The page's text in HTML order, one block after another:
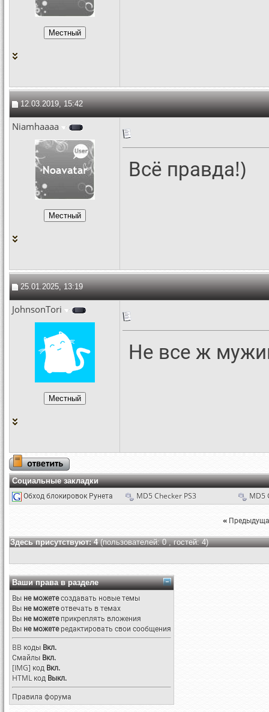
12.03.2019, 15:42
Niamhaaaa
Всё правда!)
25.01.2025, 13:19
JohnsonTori
Не все ж
Социальные закладки
Обход блокировок Рунета MD5 Checker PS3 MD5
«
Здесь присутствуют: 4(пользователей: 0 , гостей: 4)
Ваши права в разделе
Вы не можетесоздавать новые темы
Вы не можетеотвечать в темах
Вы не можетеприкреплять вложения
Вы не можетередактировать свои сообщения
BB коды Вкл.
Смайлы Вкл.
[IMG] код Вкл.
HTML код Выкл.
Правила форума